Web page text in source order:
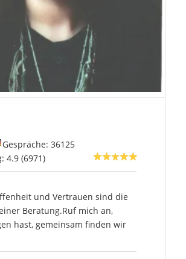
Gespräche: 36125
4.9 (6971)
und Vertrauen sind die
Beratung.Ruf mich an,
hast, gemeinsam finden wir